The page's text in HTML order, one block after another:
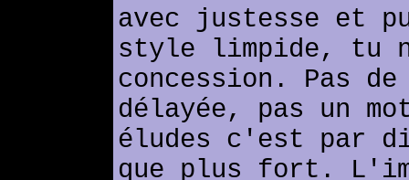
avec justesse et
style limpide, tu
concession. Pas
délayée, pas un
éludes c'est par
que plus fort.